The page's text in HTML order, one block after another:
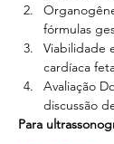
fórmulas
Viabilidade
cardíaca
Avaliação
discussão
Para